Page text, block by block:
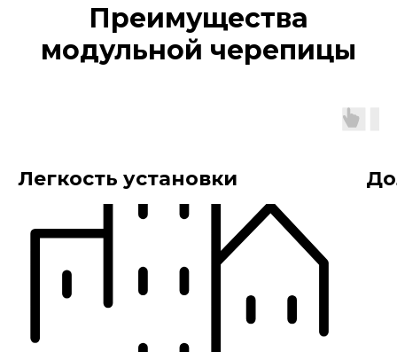
Преимущества
модульной черепицы
Легкость установки